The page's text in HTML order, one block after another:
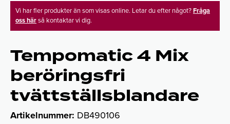
Vi har fler produkter än som visas online. Letar du efter något?Fråga
oss härså kontaktar vi dig.
Tempomatic 4 Mix
beröringsfri
tvättställsblandare
Artikelnummer: DB490106